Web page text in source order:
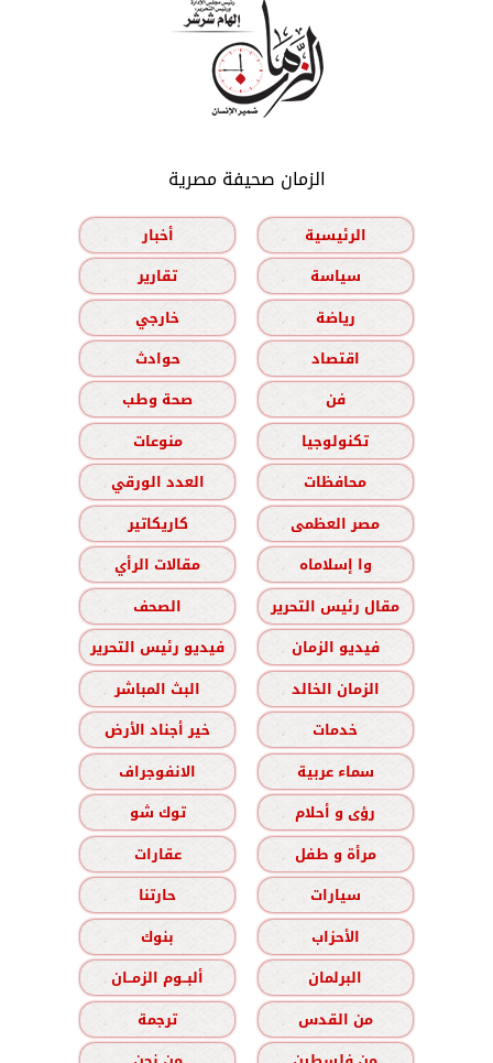
الزمان صحيفة مصرية
الرئيسية
أخبار
سياسة
تقارير
رياضة
خارجي
اقتصاد
حوادث
فن
صحة وطب
تكنولوجيا
منوعات
محافظات
العدد الورقي
مصر العظمى
كاريكاتير
وا إسلاماه
مقالات الرأي
مقال رئيس التحرير
الصحف
فيديو الزمان
فيديو رئيس التحرير
الزمان الخالد
البث المباشر
خدمات
خير أجناد الأرض
سماء عربية
الانفوجراف
رؤى و أحلام
توك شو
مرأة و طفل
عقارات
سيارات
حارتنا
الأحزاب
بنوك
البرلمان
ألبــوم الزمــان
من القدس
ترجمة